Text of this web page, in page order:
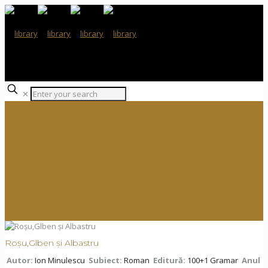
✕
Roșu,Glben și Albastru
Autor: Ion Minulescu Subiect: Roman Editură: 100+1 Gramar Anul